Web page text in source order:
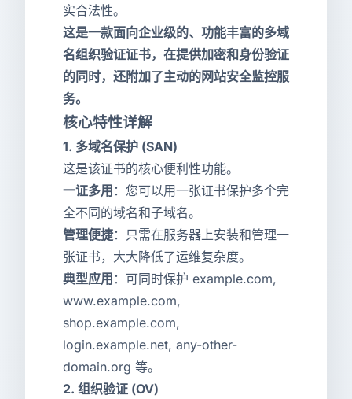
实合法性。
这是一款面向企业级的、功能丰富的多域
名组织验证证书，在提供加密和身份验证
的同时，还附加了主动的网站安全监控服
务。
核心特性详解
1. 多域名保护 (SAN)
这是该证书的核心便利性功能。
一证多用 ：您可以用一张证书保护多个完
全不同的域名和子域名。
管理便捷：只需在服务器上安装和管理一
张证书，大大降低了运维复杂度。
典型应用 ：可同时保护 example.com,
www.example.com,
shop.example.com,
login.example.net, any-other-
domain.org 等。
2. 组织验证 (OV)